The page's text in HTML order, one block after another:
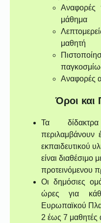
Αναφορές
μάθημα
μαθητή
Αναφορές
Όροι και
Τα
περιλαμβάνουν
εκπαιδευτικού
είναι διαθέσιμο
προτεινόμενου
Οι δημόσιες
ώρες για
Ευρωπαϊκού
2 έως 7 μαθητές